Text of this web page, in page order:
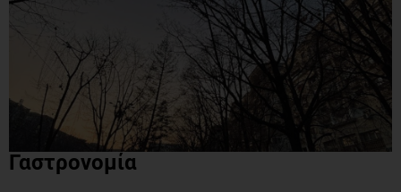
Γαστρονομία